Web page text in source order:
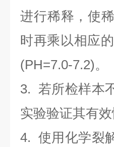
进行稀释，使
时再乘以相应
(PH=7.0-7.2)。
3. 若所检样本
实验验证其有
4. 使用化学裂